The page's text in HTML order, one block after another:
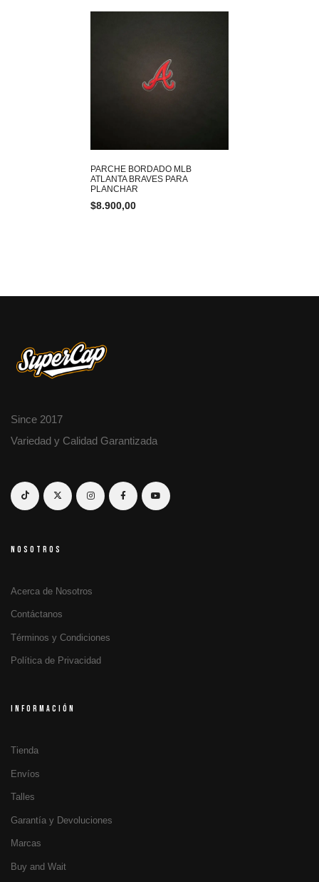
PARCHE BORDADO MLB
ATLANTA BRAVES PARA
PLANCHAR
$8.900,00
Since 2017
Variedad y Calidad Garantizada
NOSOTROS
Acerca de Nosotros
Contáctanos
Términos y Condiciones
Política de Privacidad
INFORMACIÓN
Tienda
Envíos
Talles
Garantía y Devoluciones
Marcas
Buy and Wait